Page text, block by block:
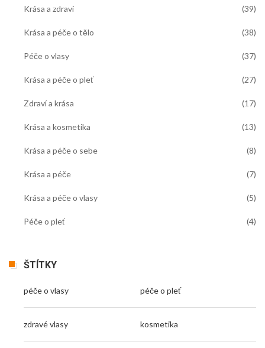
Krása a zdraví (39)
Krása a péče o tělo (38)
Péče o vlasy (37)
Krása a péče o pleť (27)
Zdraví a krása (17)
Krása a kosmetika (13)
Krása a péče o sebe (8)
Krása a péče (7)
Krása a péče o vlasy (5)
Péče o pleť (4)
ŠTÍTKY
péče o vlasy péče o pleť
zdravé vlasy kosmetika